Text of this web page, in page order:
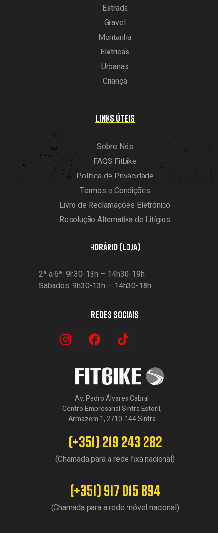
Estrada
Gravel
Montanha
Elétricas
Urbanas
Criança
LINKS ÚTEIS
Sobre Nós
FAQS Fitbike
Política de Privacidade
Termos e Condições
Livro de Reclamações Eletrónico
Resolução Alternativa de Litígios
HORÁRIO (LOJA)
2ª a 6ª: 9h30-13h – 14h30-19h
Sábados: 9h30-13h – 14h30-18h
REDES SOCIAIS
Av. Pedro Álvares Cabral
Centro Empresarial Sintra Estoril,
Armazém 1, 2710-144 Sintra
(+351) 219 243 282
(Chamada para a rede fixa nacional)
(+351) 917 015 894
(Chamada para a rede móvel nacional)